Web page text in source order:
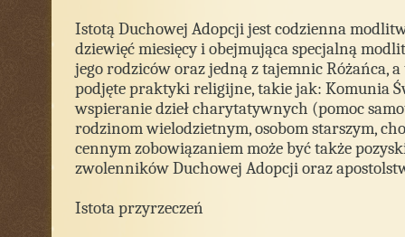
Istotą Duchowej Adopcji jest codzienna
dziewięć miesięcy i obejmująca specjalną
jego rodziców oraz jedną z tajemnic Różańca,
podjęte praktyki religijne, takie jak: Komunia
wspieranie dzieł charytatywnych (pomoc
rodzinom wielodzietnym, osobom starszym,
cennym zobowiązaniem może być także
zwolenników Duchowej Adopcji oraz
Istota przyrzeczeń